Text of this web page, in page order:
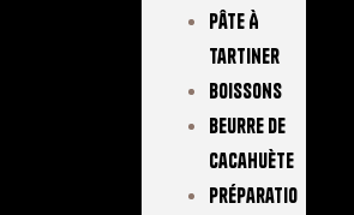
Pâte À
Tartiner
Boissons
Beurre De
Cacahuète
Préparatio